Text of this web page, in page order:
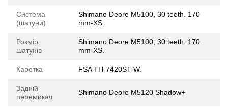
Система
(шатуни)
Shimano Deore M5100, 30 teeth. 170
mm-XS.
Розмір
шатунів
Shimano Deore M5100, 30 teeth. 170
mm-XS.
Каретка FSA TH-7420ST-W.
Задній
перемикач
Shimano Deore M5120 Shadow+